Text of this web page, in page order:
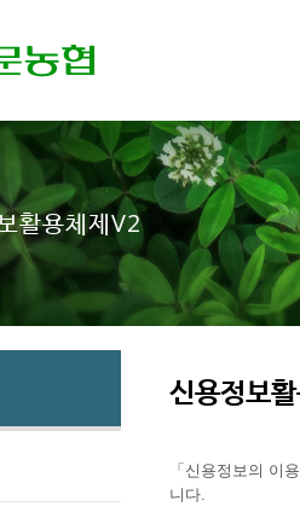
활용체제V2
신용정보
「신용정보의 이
니다.